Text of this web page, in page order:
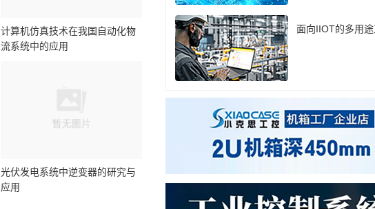
计算机仿真技术在我国自动化物
流系统中的应用
光伏发电系统中逆变器的研究与
应用
面向IIOT的多用